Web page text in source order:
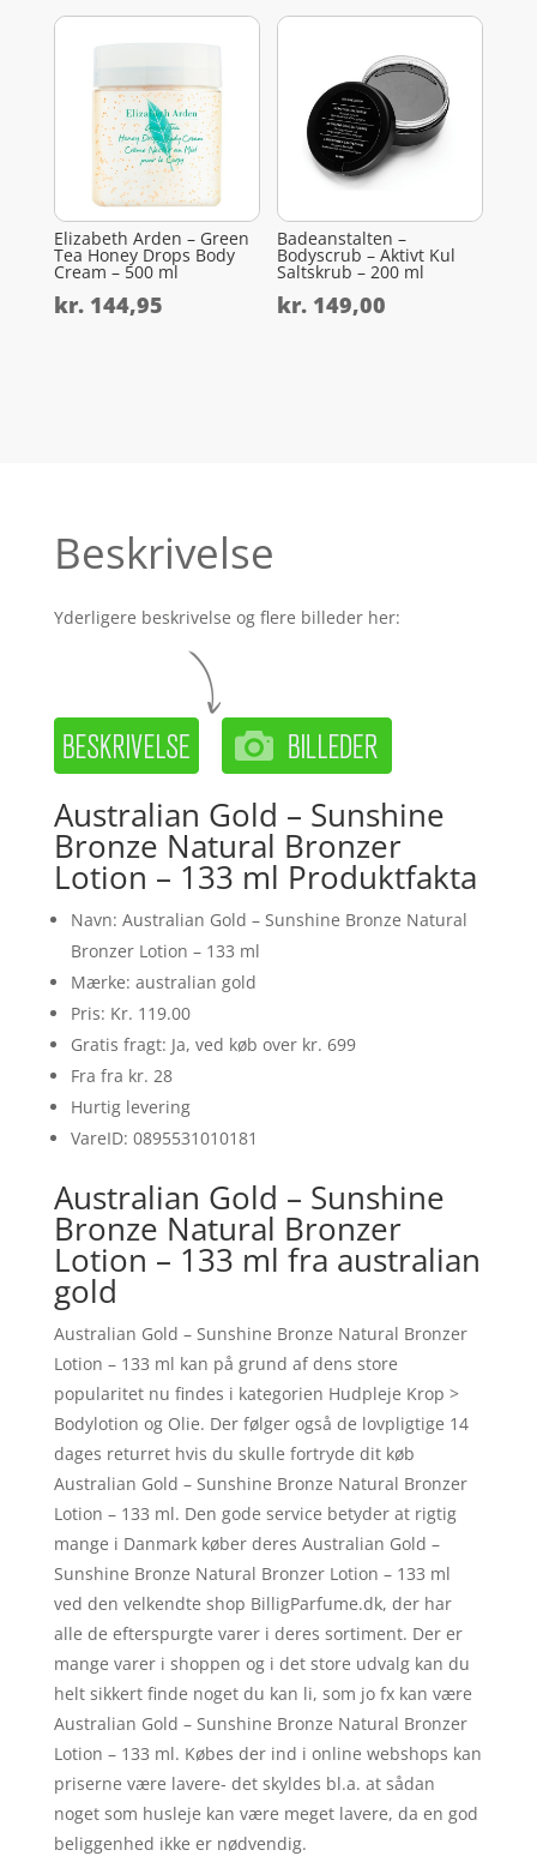
Elizabeth Arden – Green
Tea Honey Drops Body
Cream – 500 ml
kr.144,95
Badeanstalten –
Bodyscrub – Aktivt Kul
Saltskrub – 200 ml
kr. 149,00
Beskrivelse
Yderligere beskrivelse og flere billeder her:
Australian Gold – Sunshine
Bronze Natural Bronzer
Lotion – 133 ml Produktfakta
Navn: Australian Gold – Sunshine Bronze Natural
Bronzer Lotion – 133 ml
Mærke: australian gold
Pris: Kr. 119.00
Gratis fragt: Ja, ved køb over kr. 699
Fra fra kr. 28
Hurtig levering
VareID: 0895531010181
Australian Gold – Sunshine
Bronze Natural Bronzer
Lotion – 133 ml fra australian
gold
Australian Gold – Sunshine Bronze Natural Bronzer
Lotion – 133 ml kan på grund af dens store
popularitet nu findes i kategorien Hudpleje Krop >
Bodylotion og Olie. Der følger også de lovpligtige 14
dages returret hvis du skulle fortryde dit køb
Australian Gold – Sunshine Bronze Natural Bronzer
Lotion – 133 ml. Den gode service betyder at rigtig
mange i Danmark køber deres Australian Gold –
Sunshine Bronze Natural Bronzer Lotion – 133 ml
ved den velkendte shop BilligParfume.dk, der har
alle de efterspurgte varer i deres sortiment. Der er
mange varer i shoppen og i det store udvalg kan du
helt sikkert finde noget du kan li, som jo fx kan være
Australian Gold – Sunshine Bronze Natural Bronzer
Lotion – 133 ml. Købes der ind i online webshops kan
priserne være lavere- det skyldes bl.a. at sådan
noget som husleje kan være meget lavere, da en god
beliggenhed ikke er nødvendig.